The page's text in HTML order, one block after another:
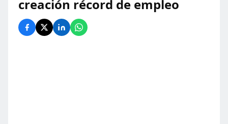
creación récord de empleo